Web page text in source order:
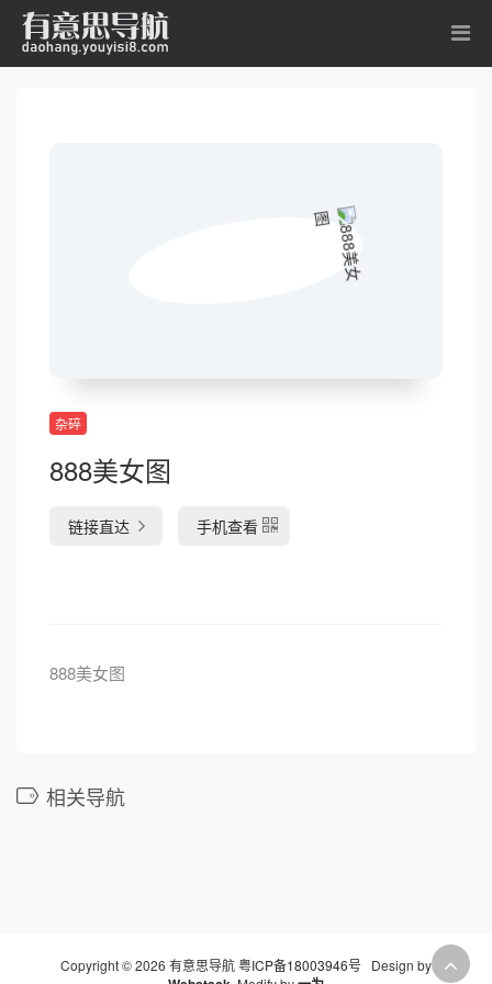
杂碎
888美女图
链接直达 手机查看
888美女图
相关导航
Copyright © 2026 有意思导航粤ICP备18003946号 Design by